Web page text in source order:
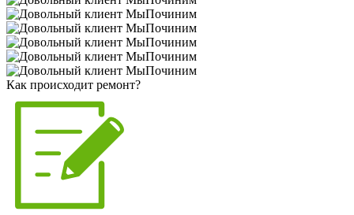
Как происходит ремонт?